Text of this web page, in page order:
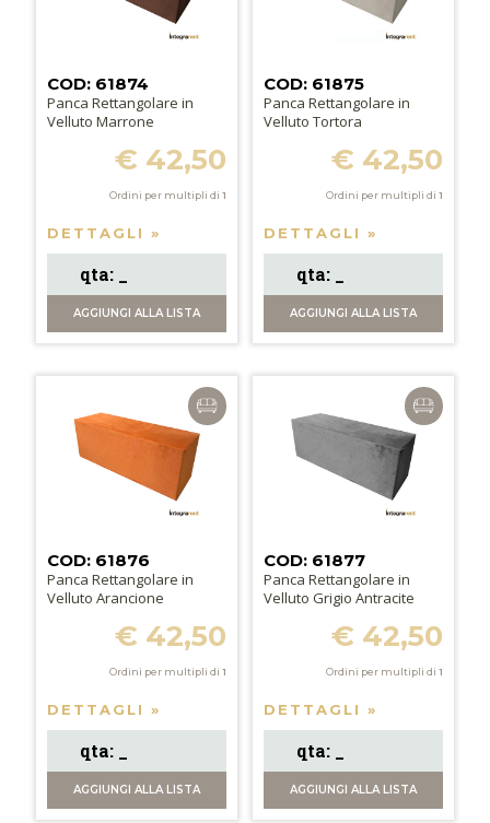
COD: 61874
Panca Rettangolare in
Velluto Marrone
€ 42,50
Ordini per multipli di 1
DETTAGLI »
AGGIUNGIALLA LISTA
COD: 61875
Panca Rettangolare in
Velluto Tortora
€ 42,50
Ordini per multipli di 1
DETTAGLI »
AGGIUNGI ALLA LISTA
COD: 61876
Panca Rettangolare in
Velluto Arancione
€ 42,50
Ordini per multipli di 1
DETTAGLI »
AGGIUNGIALLA LISTA
COD: 61877
Panca Rettangolare in
Velluto Grigio Antracite
€ 42,50
Ordini per multipli di 1
DETTAGLI »
AGGIUNGI ALLA LISTA